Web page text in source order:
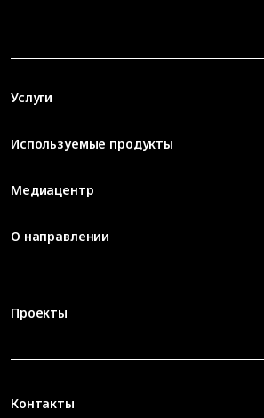
Контакты
Услуги
Используемые продукты
Медиацентр
О направлении
Проекты